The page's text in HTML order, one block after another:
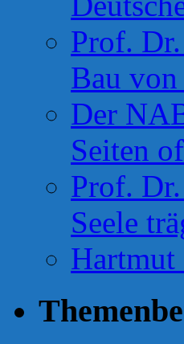
Prof.
Bau
Der
Seiten
Prof.
Seele
Hartmut